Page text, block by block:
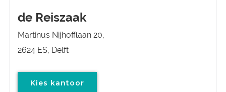
de Reiszaak
Martinus Nijhofflaan 20,
2624 ES, Delft
Kies kantoor